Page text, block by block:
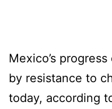
Mexico’s
by resistance to
today, according